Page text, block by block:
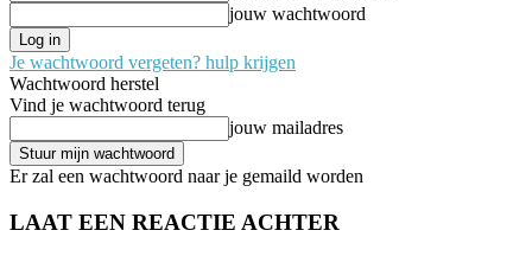
jouw wachtwoord
Je wachtwoord vergeten? hulp krijgen
Wachtwoord herstel
Vind je wachtwoord terug
jouw mailadres
Er zal een wachtwoord naar je gemaild worden
LAAT EEN REACTIE ACHTER